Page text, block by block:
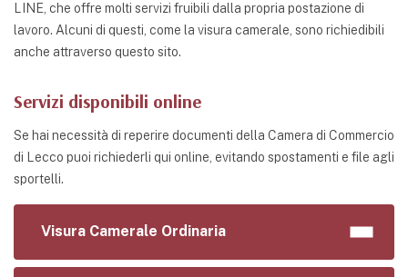
LINE, che offre molti servizi fruibili dalla propria postazione di
lavoro. Alcuni di questi, come la visura camerale, sono richiedibili
anche attraverso questo sito.
Servizi disponibili online
Se hai necessità di reperire documenti della Camera di Commercio
di Lecco puoi richiederli qui online, evitando spostamenti e file agli
sportelli.
Visura Camerale Ordinaria